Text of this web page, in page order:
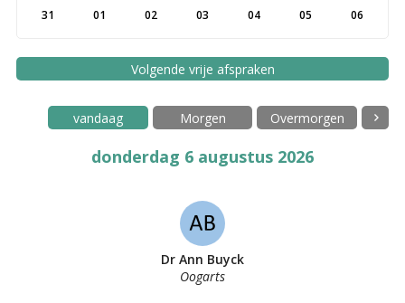
31 01 02 03 04 05 06
Volgende vrije afspraken
vandaag Morgen Overmorgen
donderdag 6 augustus 2026
Dr Ann Buyck
Oogarts